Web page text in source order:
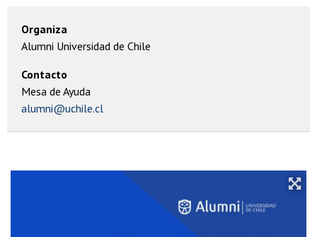
Organiza
Alumni Universidad de Chile
Contacto
Mesa de Ayuda
alumni@uchile.cl